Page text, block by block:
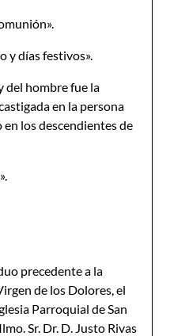
y días festivos».
del hombre fue la
en la persona
los descendientes de
precedente a la
de los Dolores, el
Parroquial de San
Sr. Dr. D. Justo Rivas